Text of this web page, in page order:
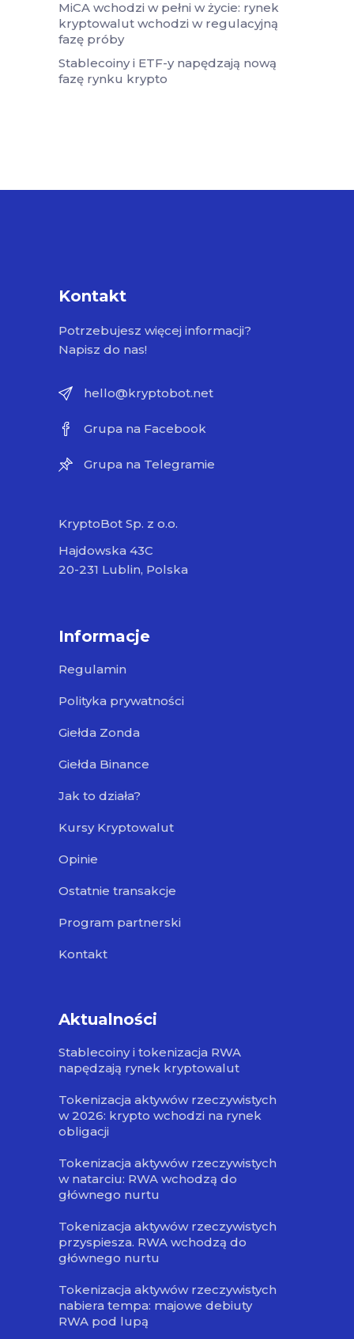
MiCA wchodzi w pełni w życie: rynek
kryptowalut wchodzi w regulacyjną
fazę próby
Stablecoiny i ETF-y napędzają nową
fazę rynku krypto
Kontakt
Potrzebujesz więcej informacji?
Napisz do nas!
hello@kryptobot.net
Grupa na Facebook
Grupa na Telegramie
KryptoBot Sp. z o.o.
Hajdowska 43C
20-231 Lublin, Polska
Informacje
Regulamin
Polityka prywatności
Giełda Zonda
Giełda Binance
Jak to działa?
Kursy Kryptowalut
Opinie
Ostatnie transakcje
Program partnerski
Kontakt
Aktualności
Stablecoiny i tokenizacja RWA
napędzają rynek kryptowalut
Tokenizacja aktywów rzeczywistych
w 2026: krypto wchodzi na rynek
obligacji
Tokenizacja aktywów rzeczywistych
w natarciu: RWA wchodzą do
głównego nurtu
Tokenizacja aktywów rzeczywistych
przyspiesza. RWA wchodzą do
głównego nurtu
Tokenizacja aktywów rzeczywistych
nabiera tempa: majowe debiuty
RWA pod lupą